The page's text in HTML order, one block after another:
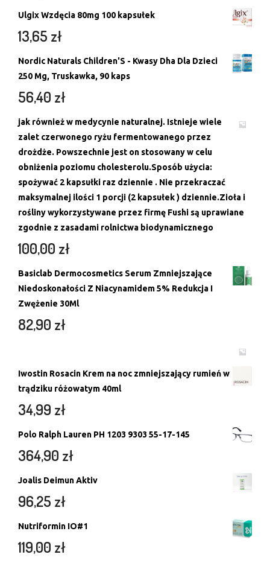
Ulgix Wzdęcia 80mg 100 kapsułek
13,65 zł
Nordic Naturals Children'S - Kwasy Dha Dla Dzieci
250 Mg, Truskawka, 90 kaps
56,40 zł
jak również w medycynie naturalnej. Istnieje wiele
zalet czerwonego ryżu fermentowanego przez
drożdże. Powszechnie jest on stosowany w celu
obniżenia poziomu cholesterolu.Sposób użycia:
spożywać 2 kapsułki raz dziennie . Nie przekraczać
maksymalnej ilości 1 porcji (2 kapsułek ) dziennie.Zioła i
rośliny wykorzystywane przez firmę Fushi są uprawiane
zgodnie z zasadami rolnictwa biodynamicznego
100,00 zł
Basiclab Dermocosmetics Serum Zmniejszające
Niedoskonałości Z Niacynamidem 5% Redukcja I
Zwężenie 30Ml
82,90 zł
Iwostin Rosacin Krem na noc zmniejszający rumień w
trądziku różowatym 40ml
34,99 zł
Polo Ralph Lauren PH 1203 9303 55-17-145
364,90 zł
Joalis Deimun Aktiv
96,25 zł
Nutriformin IO#1
119,00 zł